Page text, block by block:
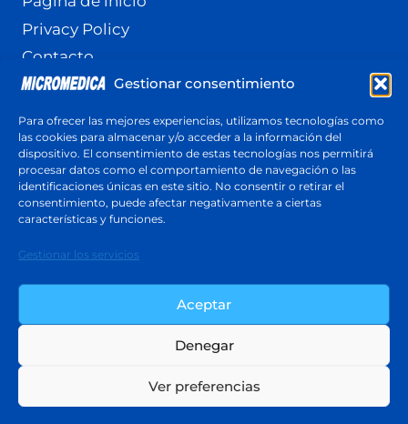
Gestionar consentimiento
Para ofrecer las mejores experiencias, utilizamos tecnologías como
las cookies para almacenar y/o acceder a la información del
dispositivo. El consentimiento de estas tecnologías nos permitirá
procesar datos como el comportamiento de navegación o las
identificaciones únicas en este sitio. No consentir o retirar el
consentimiento, puede afectar negativamente a ciertas
características y funciones.
Gestionar los servicios
Aceptar
Denegar
Ver preferencias
Privacy Policy
Contacto
Terminos y Condiciones
Cotización
Respuesta en menos de 24 horas
Kadence WP